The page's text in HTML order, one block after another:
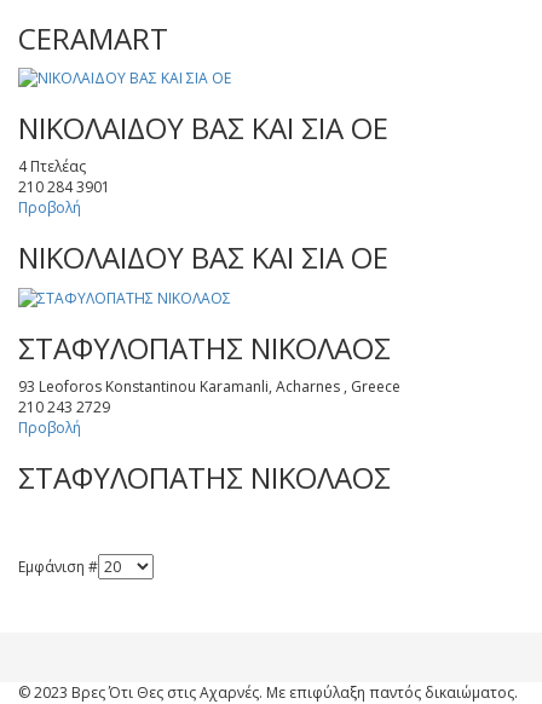
CERAMART
ΝΙΚΟΛΑΙΔΟΥ ΒΑΣ ΚΑΙ ΣΙΑ ΟΕ
4 Πτελέας
210 284 3901
Προβολή
ΝΙΚΟΛΑΙΔΟΥ ΒΑΣ ΚΑΙ ΣΙΑ ΟΕ
ΣΤΑΦΥΛΟΠΑΤΗΣ ΝΙΚΟΛΑΟΣ
93 Leoforos Konstantinou Karamanli, Acharnes , Greece
210 243 2729
Προβολή
ΣΤΑΦΥΛΟΠΑΤΗΣ ΝΙΚΟΛΑΟΣ
Εμφάνιση #
© 2023 Βρες Ότι Θες στις Αχαρνές. Με επιφύλαξη παντός δικαιώματος.